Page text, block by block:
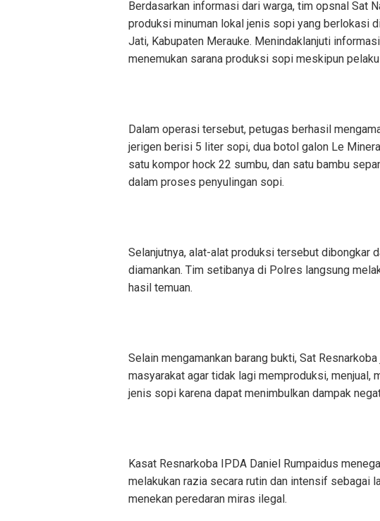
Berdasarkan informasi dari warga, tim opsnal Sat
produksi minuman lokal jenis sopi yang berlokasi
Jati, Kabupaten Merauke. Menindaklanjuti
menemukan sarana produksi sopi meskipun
Dalam operasi tersebut, petugas berhasil
jerigen berisi 5 liter sopi, dua botol galon Le
satu kompor hock 22 sumbu, dan satu bambu
dalam proses penyulingan sopi.
Selanjutnya, alat-alat produksi tersebut dibongkar
diamankan. Tim setibanya di Polres langsung
hasil temuan.
Selain mengamankan barang bukti, Sat
masyarakat agar tidak lagi memproduksi, menjual,
jenis sopi karena dapat menimbulkan dampak
Kasat Resnarkoba IPDA Daniel Rumpaidus
melakukan razia secara rutin dan intensif sebagai
menekan peredaran miras ilegal.